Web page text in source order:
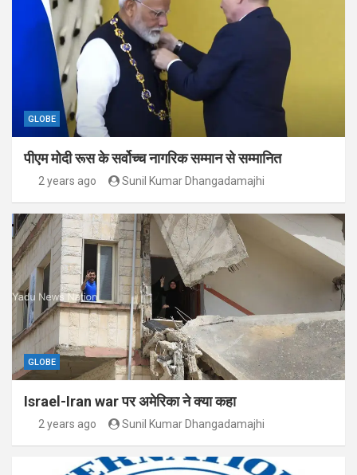
GLOBE
पीएम मोदी रूस के सर्वोच्च नागरिक सम्मान से सम्मानित
2 years ago Sunil Kumar Dhangadamajhi
GLOBE
Israel-Iran war पर अमेरिका ने क्या कहा
2 years ago Sunil Kumar Dhangadamajhi